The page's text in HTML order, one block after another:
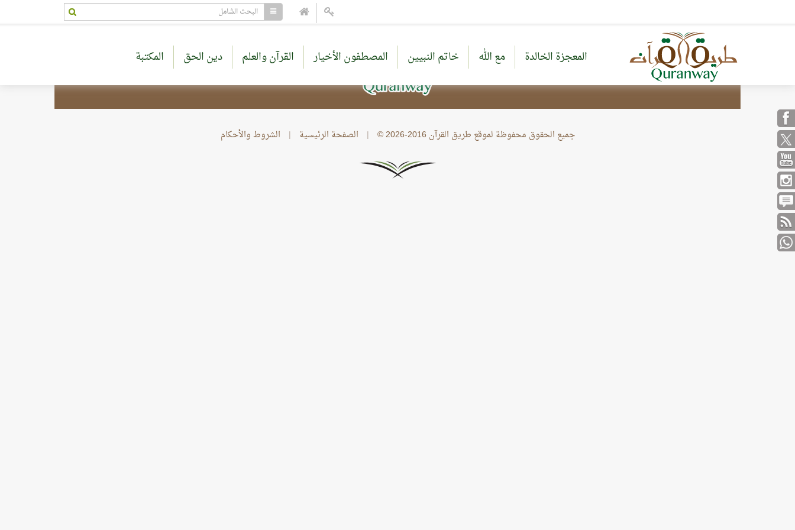
المعجزة الخالدة مع الله خاتم النبيين المصطفون الأخيار القرآن والعلم دين الحق المكتبة من نحن خريطة الموقع
جميع الحقوق محفوظة لموقع طريق القرآن 2016-2026 © | الصفحة الرئيسية | الشروط والأحكام